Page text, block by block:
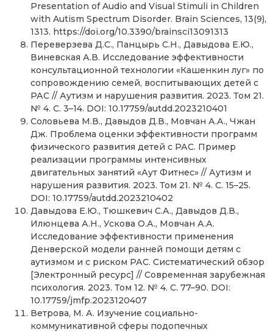
Presentation of Audio and Visual Stimuli in Children
with Autism Spectrum Disorder. Brain Sciences, 13(9),
1313. https://doi.org/10.3390/brainsci13091313
Переверзева Д.С., Панцырь С.Н., Давыдова Е.Ю.,
Виневская А.В. Исследование эффективности
консультационной технологии «Кашенкин луг» по
сопровождению семей, воспитывающих детей с
РАС // Аутизм и нарушения развития. 2023. Том 21.
№ 4. С. 3–14. DOI: 10.17759/autdd.2023210401
Соловьева М.В., Давыдов Д.В., Мовчан А.А., Чжан
Дж. Проблема оценки эффективности программ
физического развития детей с РАС. Пример
реализации программы интенсивных
двигательных занятий «Аут Фитнес» // Аутизм и
нарушения развития. 2023. Том 21. № 4. С. 15–25.
DOI: 10.17759/autdd.2023210402
Давыдова Е.Ю., Тюшкевич С.А., Давыдов Д.В.,
Илюнцева А.Н., Ускова О.А., Мовчан А.А.
Исследование эффективности применения
Денверской модели ранней помощи детям с
аутизмом и с риском РАС. Систематический обзор
[Электронный ресурс] // Современная зарубежная
психология. 2023. Том 12. № 4. С. 77–90. DOI:
10.17759/jmfp.2023120407
Ветрова, М. А. Изучение социально-
коммуникативной сферы подопечных